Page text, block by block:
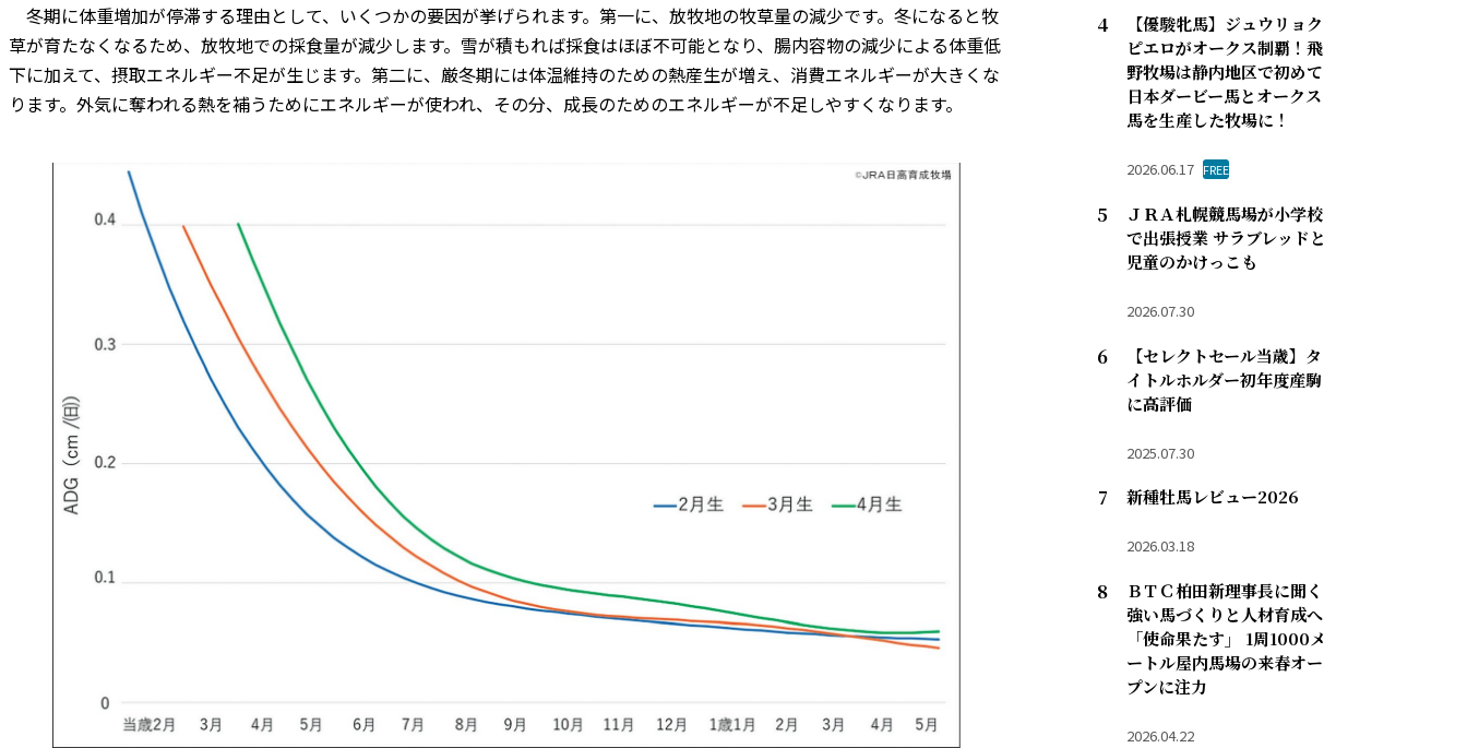
冬期に体重増加が停滞する理由として、いくつかの要因が挙げられます。第一に、放牧地の牧草量の減少です。冬になると牧
草が育たなくなるため、放牧地での採食量が減少します。雪が積もれば採食はほぼ不可能となり、腸内容物の減少による体重低
下に加えて、摂取エネルギー不足が生じます。第二に、厳冬期には体温維持のための熱産生が増え、消費エネルギーが大きくな
ります。外気に奪われる熱を補うためにエネルギーが使われ、その分、成長のためのエネルギーが不足しやすくなります。
【優駿牝馬】ジュウリョク
ピエロがオークス制覇！飛
野牧場は静内地区で初めて
日本ダービー馬とオークス
馬を生産した牧場に！
2026.06.17 FREE
ＪＲＡ札幌競馬場が小学校
で出張授業 サラブレッドと
児童のかけっこも
2026.07.30
【セレクトセール当歳】タ
イトルホルダー初年度産駒
に高評価
2025.07.30
新種牡馬レビュー2026
2026.03.18
ＢＴＣ柏田新理事長に聞く
強い馬づくりと人材育成へ
「使命果たす」 1周1000メ
ートル屋内馬場の来春オー
プンに注力
2026.04.22